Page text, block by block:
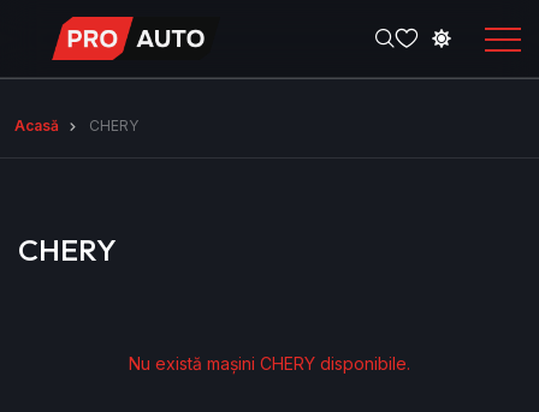
Acasă CHERY
CHERY
Nu există mașini CHERY disponibile.